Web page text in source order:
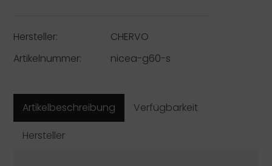
Hersteller:
CHERVO
Artikelnummer:
nicea-g60-s
Artikelbeschreibung
Verfügbarkeit
Hersteller